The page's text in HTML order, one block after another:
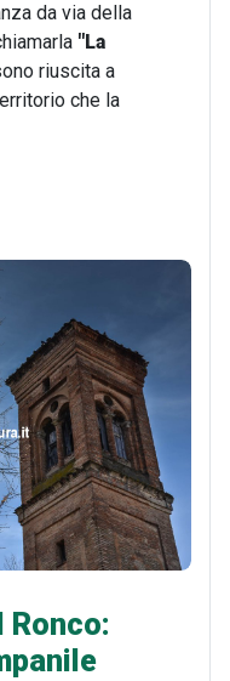
da via della
"La
riuscita a
che la
Ronco: